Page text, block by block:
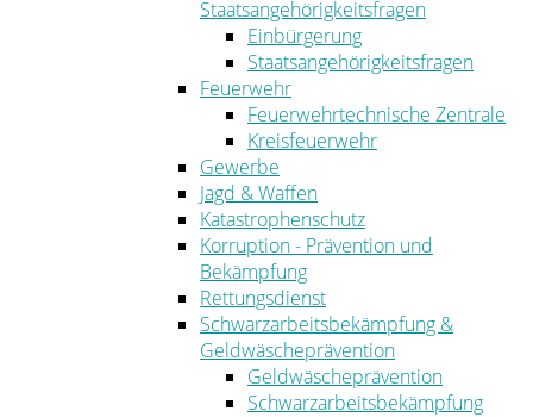
Staatsangehörigkeitsfragen
Einbürgerung
Staatsangehörigkeitsfragen
Feuerwehr
Feuerwehrtechnische Zentrale
Kreisfeuerwehr
Gewerbe
Jagd & Waffen
Katastrophenschutz
Korruption - Prävention und
Bekämpfung
Rettungsdienst
Schwarzarbeitsbekämpfung &
Geldwäscheprävention
Geldwäscheprävention
Schwarzarbeitsbekämpfung